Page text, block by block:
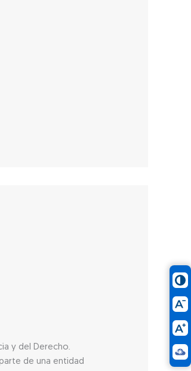
y del Derecho.
de una entidad